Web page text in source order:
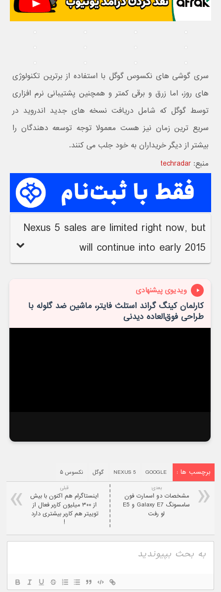
سری گوشی های نکسوس گوگل با استفاده از برترین تکنولوژی
های روز، اما زرق و برقی کمتر و همچنین پشتیبانی نرم افزاری
توسط گوگل که شامل دریافت نسخه های جدید اندروید در
سریع ترین زمان نیز هست معمولا توجه توسعه دهندگان را
بیشتر از دیگر خریداران به خود جلب می کنند.
منبع:techradar
Nexus 5 sales are limited right now, but
will continue into early 2015
ویدیوی پیشنهادی
کارلمان کینگ گراند استلث فایتر، ماشین ضد گلوله با
طراحی فوق‌العاده دیدنی
برچسب ها : GOOGLE
NEXUS 5 گوگل نکسوس ۵
قبلی
اینستاگرام هم اکنون با بیش
از ۳۰۰ میلیون کاربر فعال از
توییتر هم کاربر بیشتری دارد
!
بعدی:
مشخصات دو اسمارت فون
سامسونگ Galaxy E7 و E5
لو رفت